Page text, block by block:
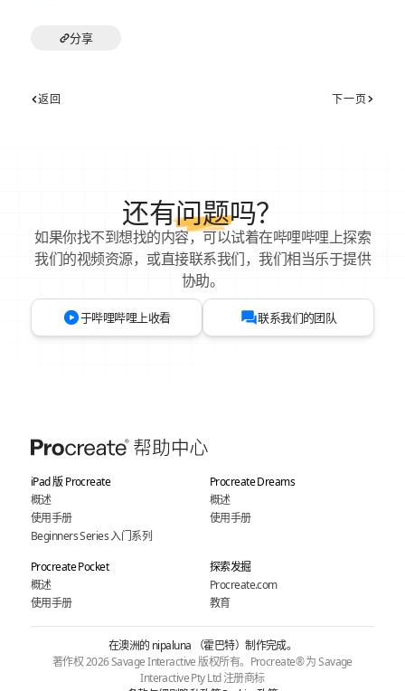
分享
返回 下一页
还有问题吗？
如果你找不到想找的内容，可以试着在哔哩哔哩上探索
我们的视频资源，或直接联系我们，我们相当乐于提供
协助。
于哔哩哔哩上收看 联系我们的团队
iPad 版 Procreate
概述
使用手册
Beginners Series 入门系列
Procreate Dreams
概述
使用手册
Procreate Pocket
概述
使用手册
探索发掘
Procreate.com
教育
在澳洲的 nipaluna （霍巴特）制作完成。
著作权 2026 Savage Interactive 版权所有。Procreate® 为 Savage
Interactive Pty Ltd 注册商标